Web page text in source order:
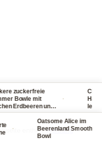
enthältWerbung
zuckerfreie
Bowle mit
Erdbeeren und
ganz
selber machen
packst
viel ein
·
Oatsome Alice im
Beerenland Smoothie
Bowl